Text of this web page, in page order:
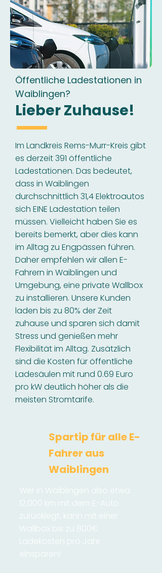
Öffentliche Ladestationen in
Waiblingen?
Lieber Zuhause!
Im Landkreis Rems-Murr-Kreis gibt
es derzeit 391 öffentliche
Ladestationen. Das bedeutet,
dass in Waiblingen
durchschnittlich 31,4 Elektroautos
sich EINE Ladestation teilen
müssen. Vielleicht haben Sie es
bereits bemerkt, aber dies kann
im Alltag zu Engpässen führen.
Daher empfehlen wir allen E-
Fahrern in Waiblingen und
Umgebung, eine private Wallbox
zu installieren. Unsere Kunden
laden bis zu 80% der Zeit
zuhause und sparen sich damit
Stress und genießen mehr
Flexibilität im Alltag. Zusätzlich
sind die Kosten für öffentliche
Ladesäulen mit rund 0.69 Euro
pro kW deutlich höher als die
meisten Stromtarife.
Spartip für alle E-
Fahrer aus
Waiblingen
Wer in Waiblingen also etwa
12.000 km mit dem E-Auto
zurücklegt, kann mit einer
Wallbox bis zu 800€
Ladekosten pro Jahr
einsparen!